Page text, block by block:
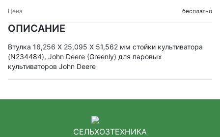
ОПИСАНИЕ
Втулка 16,256 X 25,095 X 51,562 мм стойки культиватора
(N234484), John Deere (Greenly) для паровых
культиваторов John Deere
бесплатно
СЕЛЬХОЗТЕХНИКА